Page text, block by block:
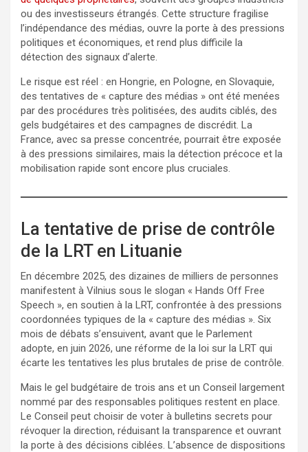
ou des investisseurs étrangés. Cette structure fragilise
l’indépendance des médias, ouvre la porte à des pressions
politiques et économiques, et rend plus difficile la
détection des signaux d’alerte.
Le risque est réel : en Hongrie, en Pologne, en Slovaquie,
des tentatives de « capture des médias » ont été menées
par des procédures très politisées, des audits ciblés, des
gels budgétaires et des campagnes de discrédit. La
France, avec sa presse concentrée, pourrait être exposée
à des pressions similaires, mais la détection précoce et la
mobilisation rapide sont encore plus cruciales.
La tentative de prise de contrôle
de la LRT en Lituanie
En décembre 2025, des dizaines de milliers de personnes
manifestent à Vilnius sous le slogan « Hands Off Free
Speech », en soutien à la LRT, confrontée à des pressions
coordonnées typiques de la « capture des médias ». Six
mois de débats s’ensuivent, avant que le Parlement
adopte, en juin 2026, une réforme de la loi sur la LRT qui
écarte les tentatives les plus brutales de prise de contrôle.
Mais le gel budgétaire de trois ans et un Conseil largement
nommé par des responsables politiques restent en place.
Le Conseil peut choisir de voter à bulletins secrets pour
révoquer la direction, réduisant la transparence et ouvrant
la porte à des décisions ciblées. L’absence de dispositions